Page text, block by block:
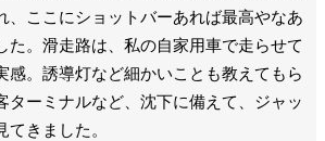
、ここにショットバーあれば最高やなあ
た。滑走路は、私の自家用車で走らせて
感。誘導灯など細かいことも教えてもら
ターミナルなど、沈下に備えて、ジャッ
てきました。